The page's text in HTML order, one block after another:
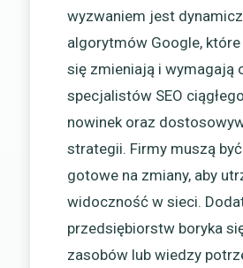
wyzwaniem jest
algorytmów Google,
się zmieniają i wymagają
specjalistów SEO
nowinek oraz
strategii. Firmy muszą
gotowe na zmiany, aby
widoczność w sieci.
przedsiębiorstw boryka
zasobów lub wiedzy